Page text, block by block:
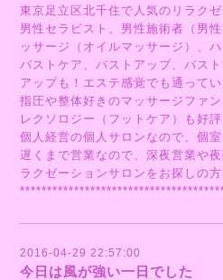
東京足立区北千住で人気のリラクゼ
男性セラピスト、男性施術者（男
ッサージ（オイルマッサージ）、
バストケア、バストアップ、バス
アップも！エステ感覚でも通ってい
指圧や整体好きのマッサージファ
レクソロジー（フットケア）も好評
個人経営の個人サロンなので、個室
遅くまで営業なので、深夜営業や
ラクゼーションサロンをお探しの
2016-04-29 22:57:00
今日は風が強い一日でした